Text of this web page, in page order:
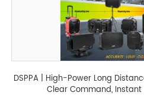
DSPPA | High-Power Long
Clear Command, Instant